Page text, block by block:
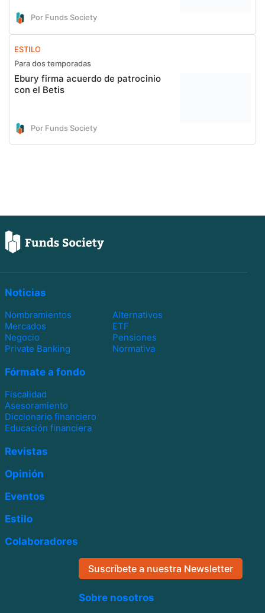
Por Funds Society
ESTILO
Para dos temporadas
Ebury firma acuerdo de patrocinio
con el Betis
Por Funds Society
Noticias
Nombramientos
Alternativos
Mercados
ETF
Negocio
Pensiones
Private Banking
Normativa
Fórmate a fondo
Fiscalidad
Asesoramiento
Diccionario financiero
Educación financiera
Revistas
Opinión
Eventos
Estilo
Colaboradores
Suscríbete a nuestra Newsletter
Sobre nosotros